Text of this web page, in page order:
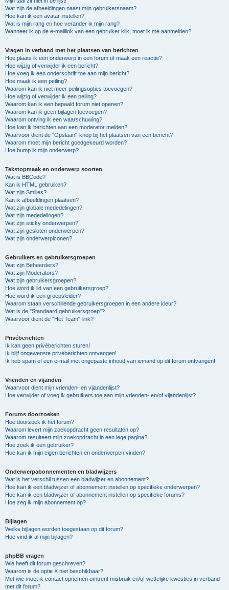
Wat zijn de afbeeldingen naast mijn gebruikersnaam?
Hoe kan ik een avatar instellen?
Wat is mijn rang en hoe verander ik mijn rang?
Wanneer ik op de e-maillink van een gebruiker klik, moet ik me aanmelden?
Vragen in verband met het plaatsen van berichten
Hoe plaats ik een onderwerp in een forum of maak een reactie?
Hoe wijzig of verwijder ik een bericht?
Hoe voeg ik een onderschrift toe aan mijn bericht?
Hoe maak ik een peiling?
Waarom kan ik niet meer peilingsopties toevoegen?
Hoe wijzig of verwijder ik een peiling?
Waarom kan ik een bepaald forum niet openen?
Waarom kan ik geen bijlagen toevoegen?
Waarom ontving ik een waarschuwing?
Hoe kan ik berichten aan een moderator melden?
Waarvoor dient de "Opslaan"-knop bij het plaatsen van een bericht?
Waarom moet mijn bericht goedgekeurd worden?
Hoe bump ik mijn onderwerp?
Tekstopmaak en onderwerp soorten
Wat is BBCode?
Kan ik HTML gebruiken?
Wat zijn Smilies?
Kan ik afbeeldingen plaatsen?
Wat zijn globale mededelingen?
Wat zijn mededelingen?
Wat zijn sticky onderwerpen?
Wat zijn gesloten onderwerpen?
Wat zijn onderwerpiconen?
Gebruikers en gebruikersgroepen
Wat zijn Beheerders?
Wat zijn Moderators?
Wat zijn gebruikersgroepen?
Hoe word ik lid van een gebruikersgroep?
Hoe word ik een groepsleider?
Waarom staan verschillende gebruikersgroepen in een andere kleur?
Wat is de "Standaard gebruikersgroep"?
Waarvoor dient de "Het Team"-link?
Privéberichten
Ik kan geen privéberichten sturen!
Ik blijf ongewenste privéberichten ontvangen!
Ik heb spam of een e-mail met ongepaste inhoud van iemand op dit forum ontvangen!
Vrienden en vijanden
Waarvoor dient mijn vrienden- en vijandenlijst?
Hoe verwijder of voeg ik gebruikers toe aan mijn vrienden- en/of vijandenlijst?
Forums doorzoeken
Hoe doorzoek ik het forum?
Waarom levert mijn zoekopdracht geen resultaten op?
Waarom resulteert mijn zoekopdracht in een lege pagina?
Hoe zoek ik een gebruiker?
Hoe kan ik mijn eigen berichten en onderwerpen vinden?
Onderwerpabonnementen en bladwijzers
Wat is het verschil tussen een bladwijzer en abonnement?
Hoe kan ik een bladwijzer of abonnement instellen op specifieke onderwerpen?
Hoe kan ik een bladwijzer of abonnement instellen op specifieke forums?
Hoe zeg ik mijn abonnement op?
Bijlagen
Welke bijlagen worden toegestaan op dit forum?
Hoe vind ik al mijn bijlagen?
phpBB vragen
Wie heeft dit forum geschreven?
Waarom is de optie X niet beschikbaar?
Met wie moet ik contact opnemen omtrent misbruik en/of wettelijke kwesties in verband
met dit forum?